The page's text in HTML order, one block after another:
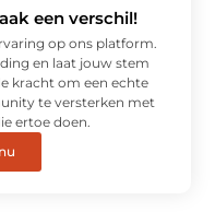
een verschil!
op ons platform.
en laat jouw stem
kracht om een echte
te versterken met
ertoe doen.